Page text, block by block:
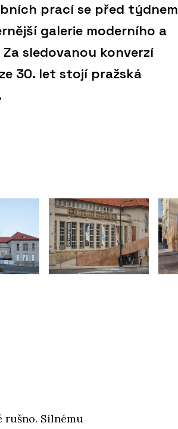
prací se před týdnem
galerie moderního a
sledovanou konverzí
30. let stojí pražská
rušno. Silnému